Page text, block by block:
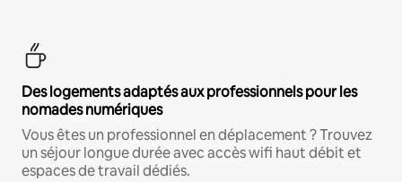
Des logements adaptés aux professionnels pour les
nomades numériques
Vous êtes un professionnel en déplacement ? Trouvez
un séjour longue durée avec accès wifi haut débit et
espaces de travail dédiés.